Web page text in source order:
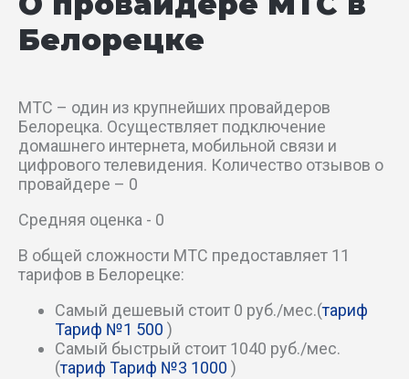
Широкий пер
б-р Воинов-Победителей
пер Белова
пер Гоголя 1-й
пер Гоголя 2-й
пер Гоголя 3-й
пер Горького
пер Дзержинского
Белорецке
МТС – один из крупнейших провайдеров
Белорецка. Осуществляет подключение
домашнего интернета, мобильной связи и
цифрового телевидения. Количество отзывов о
провайдере – 0
Средняя оценка - 0
В общей сложности МТС предоставляет 11
тарифов в Белорецке:
Самый дешевый стоит 0 руб./мес.(тариф
Тариф №1 500 )
Самый быстрый стоит 1040 руб./мес.
(тариф Тариф №3 1000 )